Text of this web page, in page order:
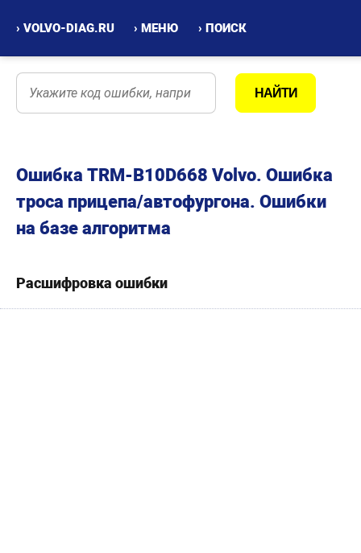
› VOLVO-DIAG.RU › МЕНЮ › ПОИСК
Ошибка TRM-B10D668 Volvo. Ошибка
троса прицепа/автофургона. Ошибки
на базе алгоритма
Расшифровка ошибки